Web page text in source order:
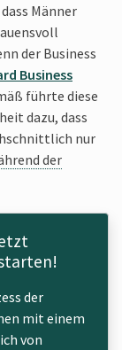
Männer
der Business
Business
führte diese
dazu, dass
nur
der
der
mit einem
von